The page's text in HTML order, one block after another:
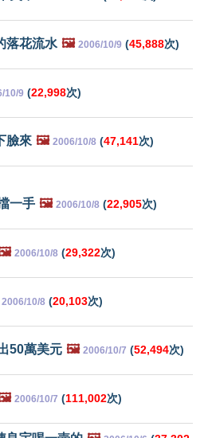
落花流水 🖼️ 2006/10/9 (45,888次)
10/9 (22,998次)
臉來 🖼️ 2006/10/8 (47,141次)
一手 🖼️ 2006/10/8 (22,905次)
2006/10/8 (29,322次)
2006/10/8 (20,103次)
50萬美元 🖼️ 2006/10/7 (52,494次)
2006/10/7 (111,002次)